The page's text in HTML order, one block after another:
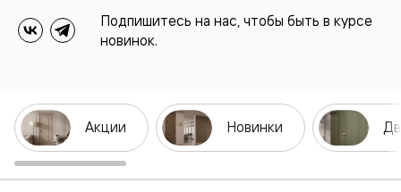
Подпишитесь на нас, чтобы быть в курсе
новинок.
Акции Новинки